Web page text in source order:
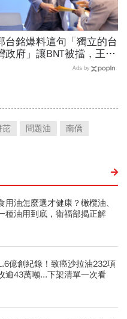
台銘爆料這句「獨立的台
政府」讓BNT被擋，王必
勝秀證據：BNT大股東給郭
Ads by
芘 問題油 南僑
油怎麼選才健康？橄欖油、
油用到底，衛福部揭正解
億創紀錄！致癌沙拉油232項
逾43萬噸...下架清單一次看